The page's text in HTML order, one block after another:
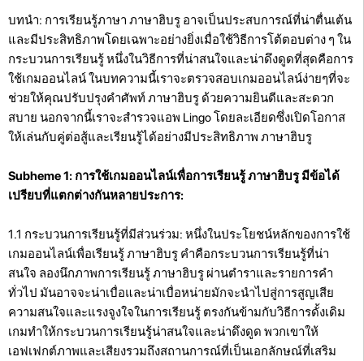
บทนำ: การเรียนรู้ภาษา ภาษาฮิบรู อาจเป็นประสบการณ์ที่น่าตื่นเต้น
และมีประสิทธิภาพโดยเฉพาะอย่างยิ่งเมื่อใช้วิธีการโต้ตอบต่าง ๆ ใน
กระบวนการเรียนรู้ หนึ่งในวิธีการที่น่าสนใจและน่าดึงดูดที่สุดคือการ
ใช้เกมออนไลน์ ในบทความนี้เราจะตรวจสอบเกมออนไลน์ง่ายๆที่จะ
ช่วยให้คุณปรับปรุงคำศัพท์ ภาษาฮิบรู ด้วยความยินดีและสะดวก
สบาย นอกจากนี้เราจะสำรวจแอพ Lingo โดยละเอียดซึ่งเปิดโอกาส
ให้เล่นกับคู่ต่อสู้และเรียนรู้ได้อย่างมีประสิทธิภาพ ภาษาฮิบรู
Subheme 1: การใช้เกมออนไลน์เพื่อการเรียนรู้ ภาษาฮิบรู มีข้อได้
เปรียบที่แตกต่างกันหลายประการ:
1.1 กระบวนการเรียนรู้ที่มีส่วนร่วม: หนึ่งในประโยชน์หลักของการใช้
เกมออนไลน์เพื่อเรียนรู้ ภาษาฮิบรู คำคือกระบวนการเรียนรู้ที่น่า
สนใจ ลองนึกภาพการเรียนรู้ ภาษาฮิบรู ผ่านตำราและรายการคำ
ทั่วไป มันอาจจะน่าเบื่อและน่าเบื่อหน่ายมักจะนำไปสู่การสูญเสีย
ความสนใจและแรงจูงใจในการเรียนรู้ ตรงกันข้ามกับวิธีการดั้งเดิม
เกมทำให้กระบวนการเรียนรู้น่าสนใจและน่าดึงดูด พวกเขาให้
เอฟเฟกต์ภาพและเสียงรวมถึงสถานการณ์ที่เป็นเอกลักษณ์ที่เสริม